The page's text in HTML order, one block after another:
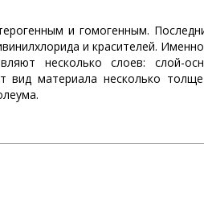
и гомогенным.
и красителей.
несколько слоев: слой-
материала несколько толще